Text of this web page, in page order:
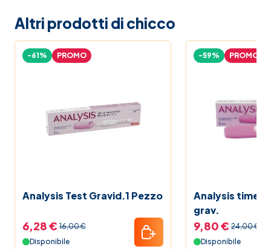
Altri prodotti di chicco
Analysis Test Gravid.1 Pezzo
-61% PROMO
6,28 € 16,00 €
Disponibile
Analysis
grav.
-59% PROMO
9,80 € 24,00 €
Disponibile